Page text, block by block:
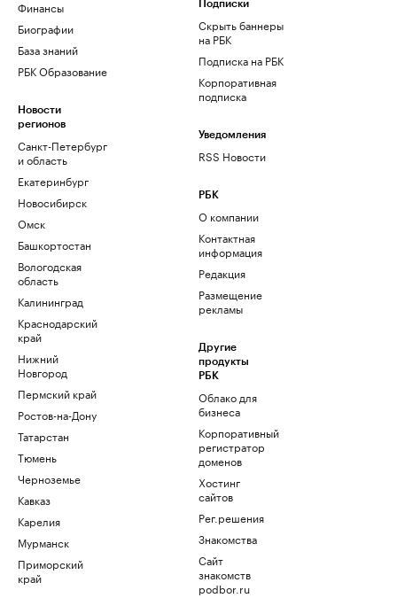
Финансы
Биографии
База знаний
РБК Образование
Новости
регионов
Санкт-Петербург
и область
Екатеринбург
Новосибирск
Омск
Башкортостан
Вологодская
область
Калининград
Краснодарский
край
Нижний
Новгород
Пермский край
Ростов-на-Дону
Татарстан
Тюмень
Черноземье
Кавказ
Карелия
Мурманск
Приморский
край
Подписки
Скрыть баннеры
на РБК
Подписка на РБК
Корпоративная
подписка
Уведомления
RSS Новости
РБК
О компании
Контактная
информация
Редакция
Размещение
рекламы
Другие
продукты
РБК
Облако для
бизнеса
Корпоративный
регистратор
доменов
Хостинг
сайтов
Рег.решения
Знакомства
Сайт
знакомств
podbor.ru